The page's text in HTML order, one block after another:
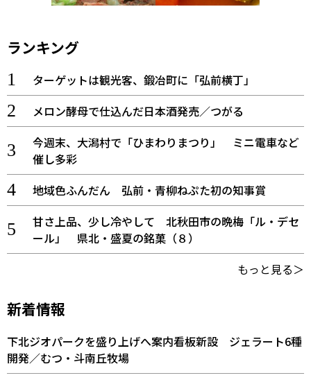
ランキング
ターゲットは観光客、鍛冶町に「弘前横丁」
メロン酵母で仕込んだ日本酒発売／つがる
今週末、大潟村で「ひまわりまつり」 ミニ電車など
催し多彩
地域色ふんだん 弘前・青柳ねぷた初の知事賞
甘さ上品、少し冷やして 北秋田市の晩梅「ル・デセ
ール」 県北・盛夏の銘菓（８）
もっと見る＞
新着情報
下北ジオパークを盛り上げへ案内看板新設 ジェラート6種
開発／むつ・斗南丘牧場